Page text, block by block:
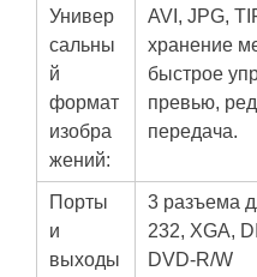
Универ
сальны
й
формат
изобра
жений:
AVI, JPG,
хранение
быстрое
превью,
передача.
Порты
и
выходы
3 разъема
232, XGA,
DVD-R/W